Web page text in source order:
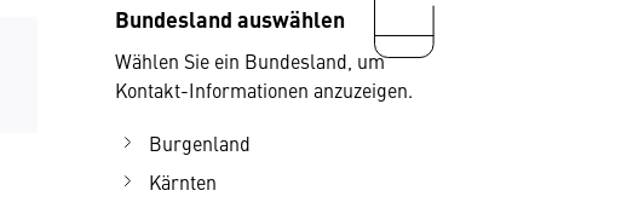
Bundesland auswählen
Wählen Sie ein Bundesland, um
Kontakt-Informationen anzuzeigen.
Burgenland
Kärnten